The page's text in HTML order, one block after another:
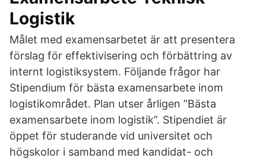
Logistik
Målet med examensarbetet är att presentera
förslag för effektivisering och förbättring av
internt logistiksystem. Följande frågor har
Stipendium för bästa examensarbete inom
logistikområdet. Plan utser årligen ”Bästa
examensarbete inom logistik”. Stipendiet är
öppet för studerande vid universitet och
högskolor i samband med kandidat- och